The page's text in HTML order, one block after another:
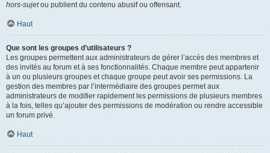
hors-sujetou publient du contenu abusif ou offensant.
Haut
Que sont les groupes d’utilisateurs ?
Les groupes permettent aux administrateurs de gérer l’accès des membres et
des invités au forum et à ses fonctionnalités. Chaque membre peut appartenir
à un ou plusieurs groupes et chaque groupe peut avoir ses permissions. La
gestion des membres par l’intermédiaire des groupes permet aux
administrateurs de modifier rapidement les permissions de plusieurs membres
à la fois, telles qu’ajouter des permissions de modération ou rendre accessible
un forum privé.
Haut